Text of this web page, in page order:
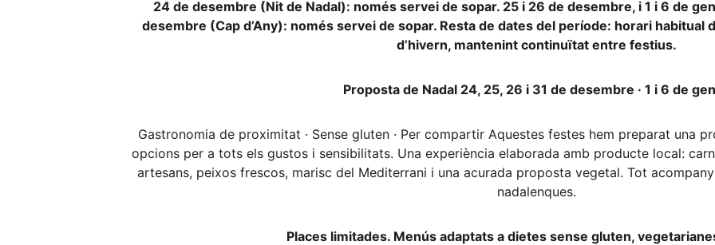
24 de desembre (Nit de Nadal): només servei de sopar. 25 i 26 de desembre, i 1 i 6 de
desembre (Cap d’Any): només servei de sopar. Resta de dates del període: horari
d’hivern, mantenint continuïtat entre festius.
Proposta de Nadal 24, 25, 26 i 31 de desembre · 1 i 6 de
Gastronomia de proximitat · Sense gluten · Per compartir Aquestes festes hem preparat una
opcions per a tots els gustos i sensibilitats. Una experiència elaborada amb producte local:
artesans, peixos frescos, marisc del Mediterrani i una acurada proposta vegetal. Tot
nadalenques.
Places limitades. Menús adaptats a dietes sense gluten,